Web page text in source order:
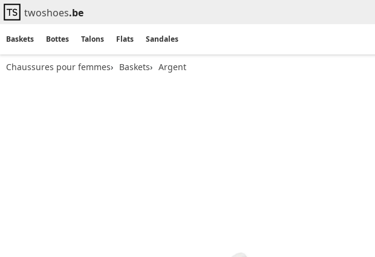
twoshoes.be
Baskets Bottes Talons Flats Sandales
Chaussures pour femmes Baskets Argent